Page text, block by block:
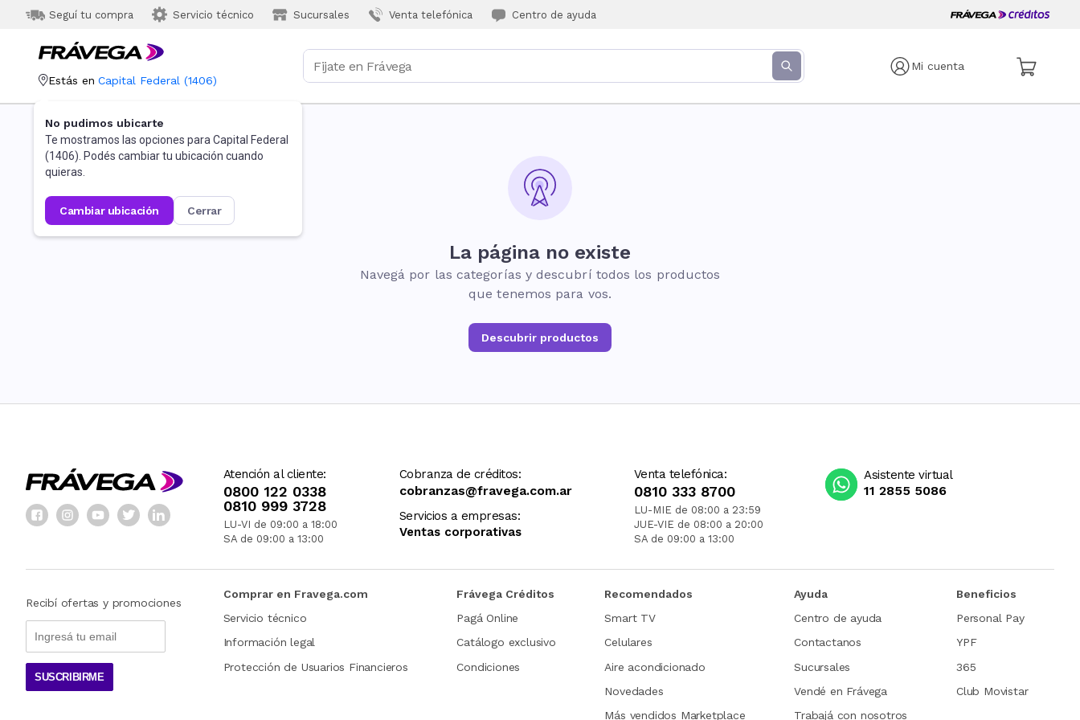
Seguí tu compra Servicio técnico Sucursales Venta telefónica Centro de ayuda
Mi cuenta
Estás en Capital Federal (1406)
No pudimos ubicarte
Te mostramos las opciones para Capital Federal
(1406). Podés cambiar tu ubicación cuando
quieras.
cambiar ubicación cerrar
La página no existe
Navegá por las categorías y descubrí todos los productos
que tenemos para vos.
Descubrir productos
Atención al cliente:
0800 122 0338
0810 999 3728
LU-VI de 09:00 a 18:00
SA de 09:00 a 13:00
Cobranza de créditos:
cobranzas@fravega.com.ar
Servicios a empresas:
Ventas corporativas
Venta telefónica:
0810 333 8700
LU-MIE de 08:00 a 23:59
JUE-VIE de 08:00 a 20:00
SA de 09:00 a 13:00
Asistente virtual
11 2855 5086
Recibí ofertas y promociones
SUSCRIBIRME
Comprar en Fravega.com
Servicio técnico
Información legal
Protección de Usuarios Financieros
Frávega Créditos
Pagá Online
Catálogo exclusivo
Condiciones
Recomendados
Smart TV
Celulares
Aire acondicionado
Novedades
Más vendidos Marketplace
Ayuda
Centro de ayuda
Contactanos
Sucursales
Vendé en Frávega
Trabajá con nosotros
Beneficios
Personal Pay
YPF
365
Club Movistar